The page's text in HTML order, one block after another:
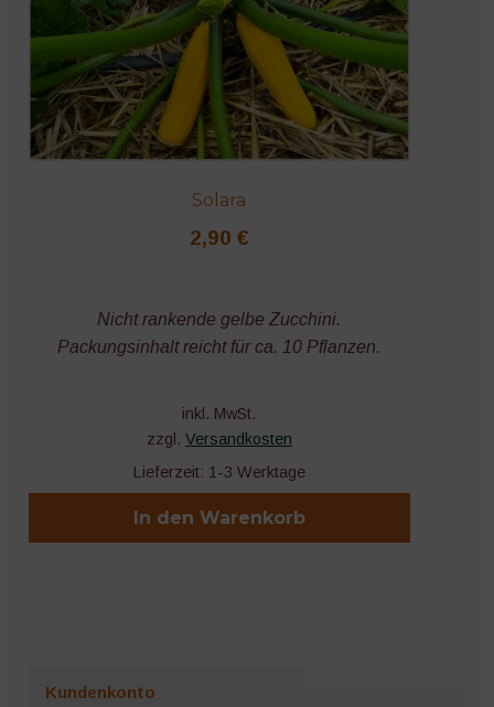
Solara
2,90 €
Nicht rankende gelbe Zucchini.
Packungsinhalt reicht für ca. 10 Pflanzen.
inkl. MwSt.
zzgl. Versandkosten
Lieferzeit: 1-3 Werktage
In den Warenkorb
Kundenkonto